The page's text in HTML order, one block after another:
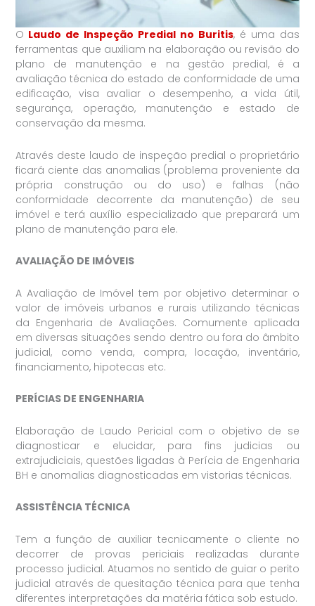
O Laudo de Inspeção Predial no Buritis, é uma das
ferramentas que auxiliam na elaboração ou revisão do
plano de manutenção e na gestão predial, é a
avaliação técnica do estado de conformidade de uma
edificação, visa avaliar o desempenho, a vida útil,
segurança, operação, manutenção e estado de
conservação da mesma.
Através deste laudo de inspeção predial o proprietário
ficará ciente das anomalias (problema proveniente da
própria construção ou do uso) e falhas (não
conformidade decorrente da manutenção) de seu
imóvel e terá auxílio especializado que preparará um
plano de manutenção para ele.
AVALIAÇÃO DE IMÓVEIS
A Avaliação de Imóvel tem por objetivo determinar o
valor de imóveis urbanos e rurais utilizando técnicas
da Engenharia de Avaliações. Comumente aplicada
em diversas situações sendo dentro ou fora do âmbito
judicial, como venda, compra, locação, inventário,
financiamento, hipotecas etc.
PERÍCIAS DE ENGENHARIA
Elaboração de Laudo Pericial com o objetivo de se
diagnosticar e elucidar, para fins judicias ou
extrajudiciais, questões ligadas à Perícia de Engenharia
BH e anomalias diagnosticadas em vistorias técnicas.
ASSISTÊNCIA TÉCNICA
Tem a função de auxiliar tecnicamente o cliente no
decorrer de provas periciais realizadas durante
processo judicial. Atuamos no sentido de guiar o perito
judicial através de quesitação técnica para que tenha
diferentes interpretações da matéria fática sob estudo.